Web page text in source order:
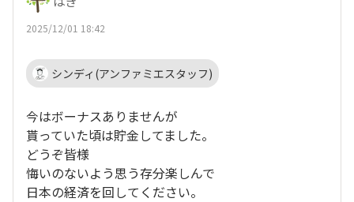
2025/12/01 18:42
シンディ(アンファミエスタッフ)
今はボーナスありませんが
貰っていた頃は貯金してました。
どうぞ皆様
悔いのないよう思う存分楽しんで
日本の経済を回してください。